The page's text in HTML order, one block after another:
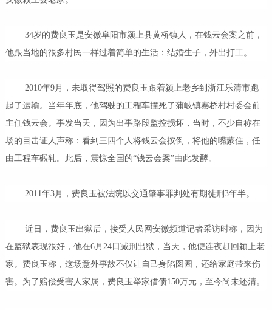
34岁的费良玉是安徽阜阳市颍上县黄桥镇人，在钱云会案之前，
他跟当地的很多村民一样过着简单的生活：结婚生子，外出打工。
2010年9月，未取得驾照的费良玉跟着颍上老乡到浙江乐清市跑
起了运输。当年年底，他驾驶的工程车撞死了蒲岐镇寨桥村村委会前
主任钱云会。事发当天，因为出事路段监控损坏，当时，不少自称在
场的目击证人声称：看到三四个人将钱云会按倒，将他的嘴蒙住，任
由工程车碾轧。此后，震惊全国的“钱云会案”由此发酵。
2011年3月，费良玉被法院以交通肇事罪判处有期徒刑3年半。
近日，费良玉出狱后，接受人民网安徽频道记者采访时称，因为
在监狱表现很好，他在6月24日减刑出狱，当天，他便连夜赶回颍上老
家。费良玉称，这场意外事故不仅让自己身陷囹圄，还给家庭带来伤
害。为了赔偿受害人家属，费良玉举家借债150万元，至今尚未还清。